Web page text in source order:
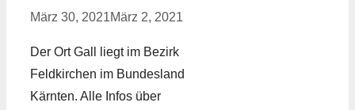
März 30, 2021März 2, 2021
Der Ort Gall liegt im Bezirk
Feldkirchen im Bundesland
Kärnten. Alle Infos über